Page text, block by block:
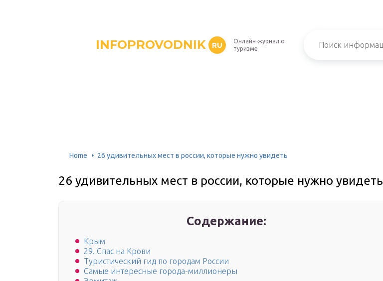
INFOPROVODNIK RU
Онлайн-журнал о
туризме
Home 26 удивительных мест в россии, которые нужно увидеть
26 удивительных мест в россии, которые нужно увидеть
Содержание:
Крым
29. Спас на Крови
Туристический гид по городам России
Самые интересные города-миллионеры